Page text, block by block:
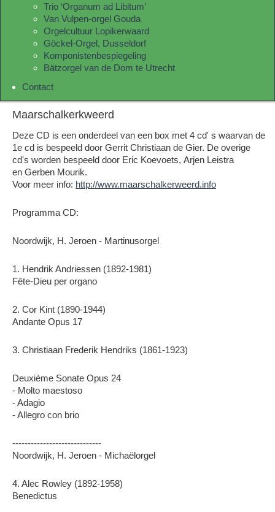
Trio ‘Organum ad Libitum’
Van Vulpen-orgel Gouda
Orgelcultuur Lopikerwaard
Göckel-Orgel, Dusseldorf
Komponistenbespiegeling
Bätzorgel van de Dom te Utrecht
Contact
Maarschalkerkweerd
Deze CD is een onderdeel van een box met 4 cd' s waarvan de
1e cd is bespeeld door Gerrit Christiaan de Gier. De overige
cd's worden bespeeld door Eric Koevoets, Arjen Leistra
en Gerben Mourik.
Voor meer info: http://www.maarschalkerweerd.info
Programma CD:
Noordwijk, H. Jeroen - Martinusorgel
1. Hendrik Andriessen (1892-1981)
Fête-Dieu per organo
2. Cor Kint (1890-1944)
Andante Opus 17
3. Christiaan Frederik Hendriks (1861-1923)
Deuxième Sonate Opus 24
- Molto maestoso
- Adagio
- Allegro con brio
-----------------------------
Noordwijk, H. Jeroen - Michaëlorgel
4. Alec Rowley (1892-1958)
Benedictus